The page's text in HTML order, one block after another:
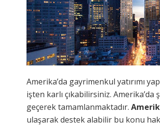
Amerika’da gayrimenkul yatırımı
işten karlı çıkabilirsiniz.
geçerek tamamlanmaktadır.
ulaşarak destek alabilir bu konu